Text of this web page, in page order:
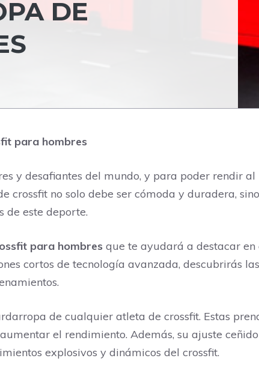
DE
para hombres
y desafiantes del mundo, y para poder rendir
crossfit no solo debe ser cómoda y duradera,
de este deporte.
para hombres que te ayudará a destacar
cortos de tecnología avanzada, descubrirás
de cualquier atleta de crossfit. Estas
el rendimiento. Además, su ajuste
explosivos y dinámicos del crossfit.